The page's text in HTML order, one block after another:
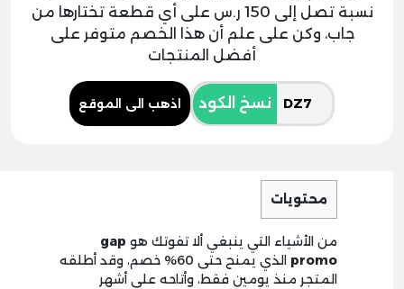
نسبة تصل إلى 150 ر.س على أي قطعة تختارها من
جاب، وكن على علم أن هذا الخصم متوفر على
أفضل المنتجات
نسخ الكود اذهب الى الموقع
محتويات
من الأشياء التي ينبغي ألا تفوتك هو gap
promo الذي يمنح حتى 60% خصم، وقد أطلقه
المتجر منذ يومين فقط، وأتاحه على أشهر